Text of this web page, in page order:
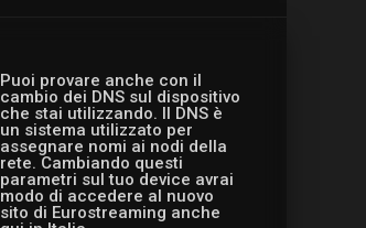
Puoi provare anche con il
cambio dei DNS sul dispositivo
che stai utilizzando. Il DNS è
un sistema utilizzato per
assegnare nomi ai nodi della
rete. Cambiando questi
parametri sul tuo device avrai
modo di accedere al nuovo
sito di Eurostreaming anche